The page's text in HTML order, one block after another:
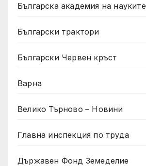
Българска академия на науките
Български трактори
Български Червен кръст
Варна
Велико Търново – Новини
Главна инспекция по труда
Държавен Фонд Земеделие